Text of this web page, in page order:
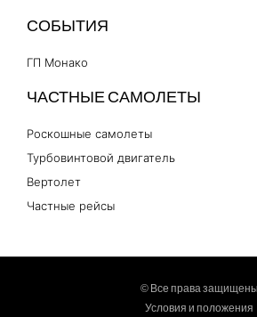
СОБЫТИЯ
ГП Монако
ЧАСТНЫЕ САМОЛЕТЫ
Роскошные самолеты
Турбовинтовой двигатель
Вертолет
Частные рейсы
© Все права защищены
Условия и положения